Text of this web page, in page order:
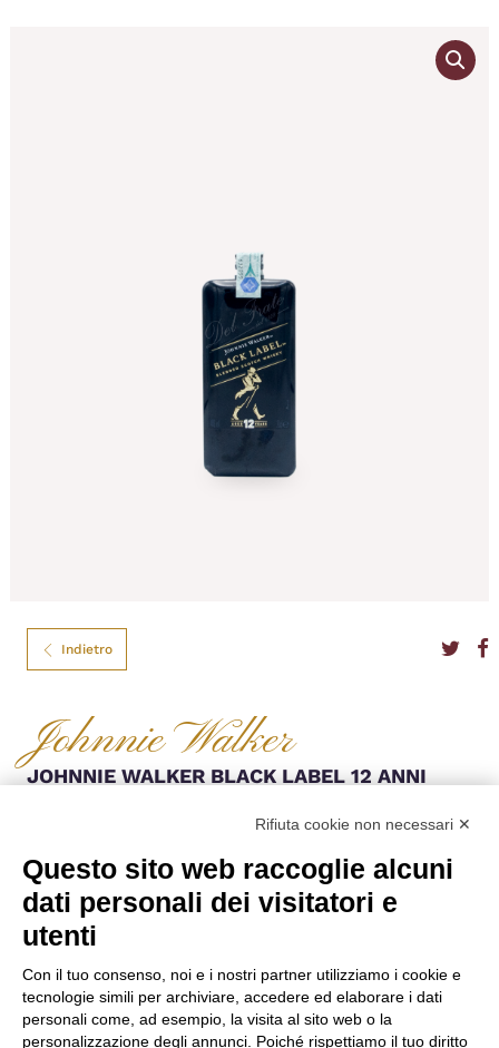
Indietro
Johnnie Walker
JOHNNIE WALKER BLACK LABEL 12 ANNI
Il Johnnie Walker Black Label è un whisky blended ottenuto da whisky di
malto e di grano scozzesi invecchiati per almeno 12 anni in botti di
rovere. È ricco, leggero, dolce e fruttato, con note di canditi, agrumi,
vaniglia, frutta secca e leggere sfumature affumicate.
Tipo
Whisky Scozzesi
Formato
20
Gradazione
Produttore
Johnnie Walker
Nazione
Scozia
Rifiuta cookie non necessari ✕
Questo sito web raccoglie alcuni
dati personali dei visitatori e
utenti
Con il tuo consenso, noi e i nostri partner utilizziamo i cookie e
tecnologie simili per archiviare, accedere ed elaborare i dati
personali come, ad esempio, la visita al sito web o la
personalizzazione degli annunci. Poiché rispettiamo il tuo diritto